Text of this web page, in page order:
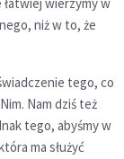
niż w to, że
tego, co
Nam dziś też
tego, abyśmy w
ma służyć